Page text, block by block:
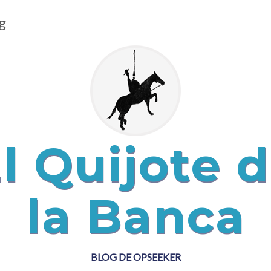
Quijote
la Banca
BLOG DE OPSEEKER